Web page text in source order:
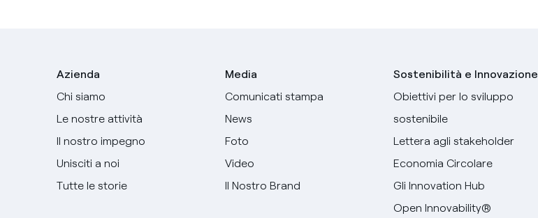
Azienda
Chi siamo
Le nostre attività
Il nostro impegno
Unisciti a noi
Tutte le storie
Media
Comunicati stampa
News
Foto
Video
Il Nostro Brand
Sostenibilità e Innovazione
Obiettivi per lo sviluppo
sostenibile
Lettera agli stakeholder
Economia Circolare
Gli Innovation Hub
Open Innovability®